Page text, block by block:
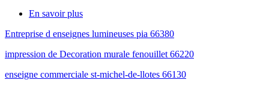
En savoir plus
Entreprise d enseignes lumineuses pia 66380
impression de Decoration murale fenouillet 66220
enseigne commerciale st-michel-de-llotes 66130